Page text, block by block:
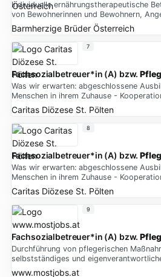
Individuelle ernährungstherapeutische
von Bewohnerinnen und Bewohnern,
Barmherzige Brüder Österreich
Fachsozialbetreuer*in (A) bzw.
Was wir erwarten: abgeschlossene
Menschen in ihrem Zuhause -
Caritas Diözese St. Pölten
7
Fachsozialbetreuer*in (A) bzw.
Was wir erwarten: abgeschlossene
Menschen in ihrem Zuhause -
Caritas Diözese St. Pölten
8
Fachsozialbetreuer*in (A) bzw.
Durchführung von pflegerischen
selbstständiges und
www.mostjobs.at
9